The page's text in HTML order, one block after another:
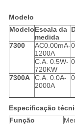
Modelo
ModeloEscala da
medida
7300
AC0.00mA-
1200A
C.A. 0.5W-
720KW
7300A
C.A. 0.0A-
2000A
Especificação
Função